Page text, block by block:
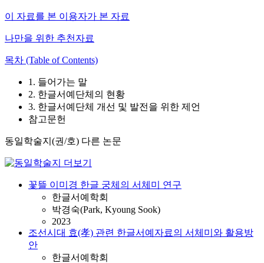
이 자료를 본 이용자가 본 자료
나만을 위한 추천자료
목차 (Table of Contents)
1. 들어가는 말
2. 한글서예단체의 현황
3. 한글서예단체 개선 및 발전을 위한 제언
참고문헌
동일학술지(권/호) 다른 논문
꽃뜰 이미경 한글 궁체의 서체미 연구
한글서예학회
박경숙(Park, Kyoung Sook)
2023
조선시대 효(孝) 관련 한글서예자료의 서체미와 활용방
안
한글서예학회